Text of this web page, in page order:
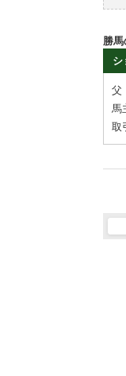
勝
シ
父
馬
取